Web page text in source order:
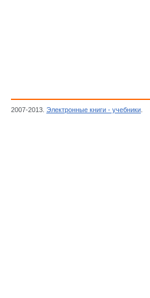
2007-2013. Электронные книги - учебники